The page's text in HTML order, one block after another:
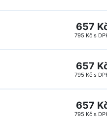
657
795 Kč s
657
795 Kč s
657
795 Kč s